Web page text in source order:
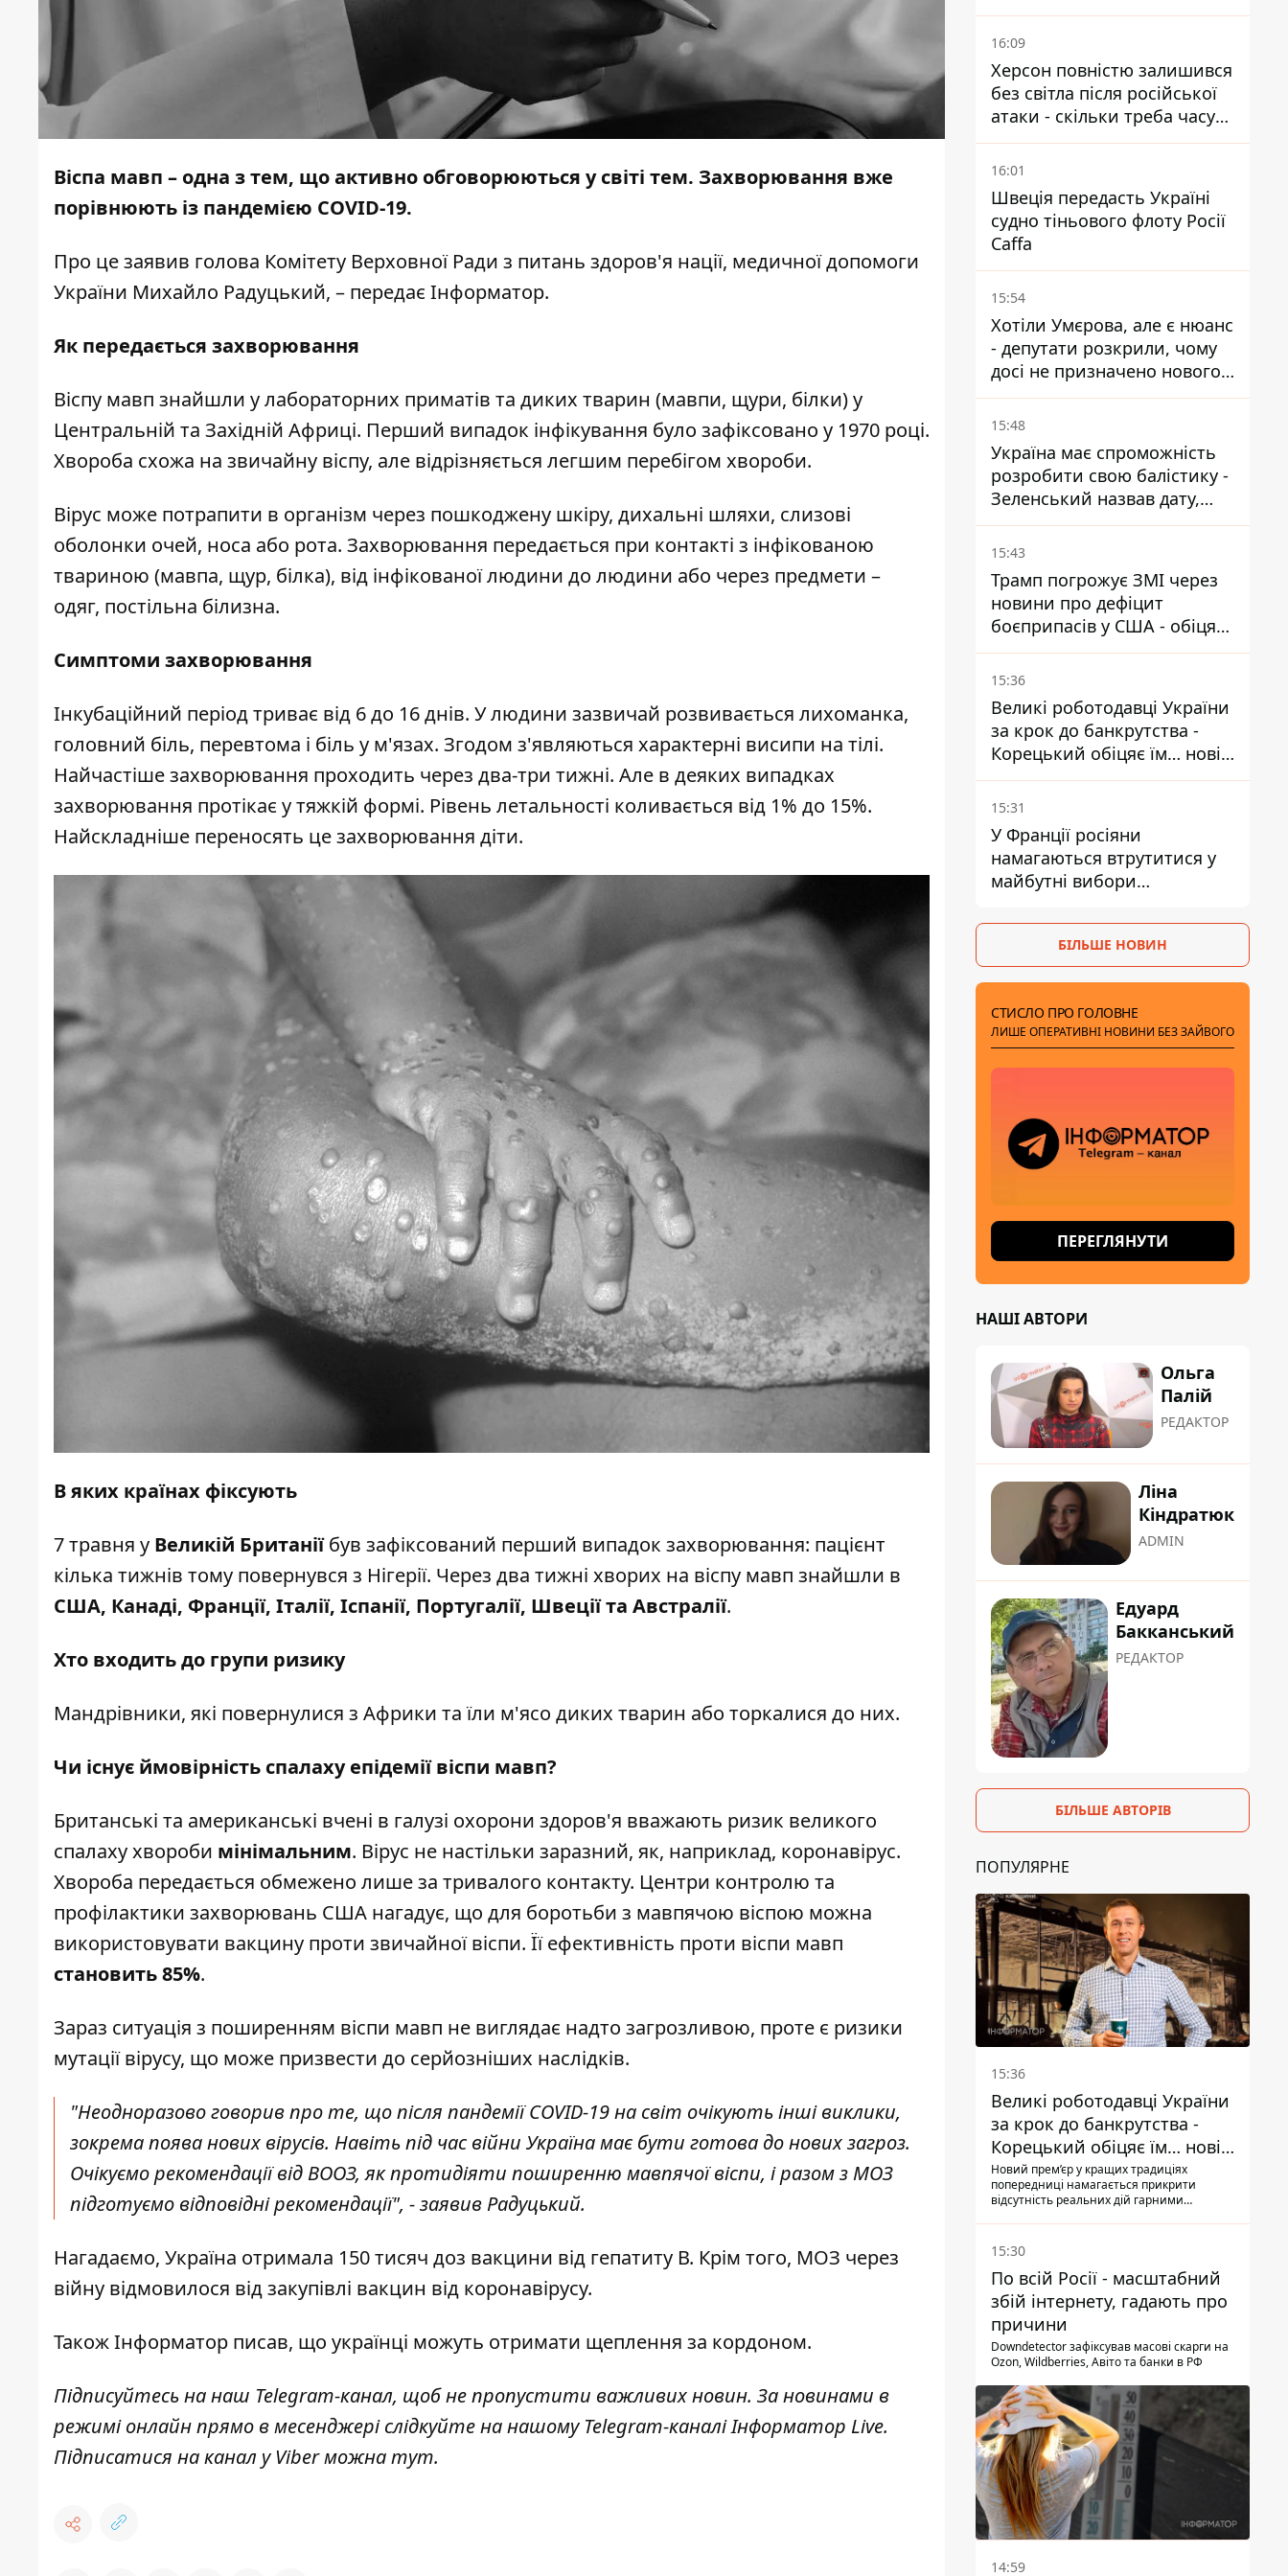
Віспа мавп – одна з тем, що активно обговорюються у світі тем. Захворювання вже
порівнюють із пандемією COVID-19.
Про цезаявив голова Комітету Верховної Ради з питань здоров'я нації, медичної допомоги
України Михайло Радуцький, – передає Інформатор.
Як передається захворювання
Віспу мавп знайшли у лабораторних приматів та диких тварин (мавпи, щури, білки) у
Центральній та Західній Африці. Перший випадок інфікування було зафіксовано у 1970 році.
Хвороба схожа на звичайну віспу, але відрізняється легшим перебігом хвороби.
Вірус може потрапити в організм через пошкоджену шкіру, дихальні шляхи, слизові
оболонки очей, носа або рота. Захворювання передається при контакті з інфікованою
твариною (мавпа, щур, білка), від інфікованої людини до людини або через предмети –
одяг, постільна білизна.
Симптоми захворювання
Інкубаційний період триває від 6 до 16 днів. У людини зазвичай розвивається лихоманка,
головний біль, перевтома і біль у м'язах. Згодом з'являються характерні висипи на тілі.
Найчастіше захворювання проходить через два-три тижні. Але в деяких випадках
захворювання протікає у тяжкій формі. Рівень летальності коливається від 1% до 15%.
Найскладніше переносять це захворювання діти.
В яких країнах фіксують
7 травня у Великій Британіїбув зафіксований перший випадок захворювання: пацієнт
кілька тижнів тому повернувся з Нігерії. Через два тижні хворих на віспу мавп знайшли в
США, Канаді, Франції, Італії, Іспанії, Португалії, Швеції та Австралії.
Хто входить до групи ризику
Мандрівники, які повернулися з Африки та їли м'ясо диких тварин або торкалися до них.
Чи існує ймовірність спалаху епідемії віспи мавп?
Британські та американські вчені в галузі охорони здоров'я вважають ризик великого
спалаху хвороби мінімальним. Вірус не настільки заразний, як, наприклад, коронавірус.
Хвороба передається обмежено лише за тривалого контакту. Центри контролю та
профілактики захворювань США нагадує, що для боротьби з мавпячою віспою можна
використовувати вакцину проти звичайної віспи. Її ефективність проти віспи мавп
становить 85%.
Зараз ситуація з поширенням віспи мавп не виглядає надто загрозливою, проте є ризики
мутації вірусу, що може призвести до серйозніших наслідків.
"Неодноразово говорив про те, що після пандемії COVID-19 на світ очікують інші виклики,
зокрема поява нових вірусів. Навіть під час війни Україна має бути готова до нових загроз.
Очікуємо рекомендації від ВООЗ, як протидіяти поширенню мавпячої віспи, і разом з МОЗ
підготуємо відповідні рекомендації", - заявив Радуцький.
Нагадаємо, Україна отримала 150 тисяч доз вакцини від гепатиту В. Крім того, МОЗ через
війну відмовилося від закупівлі вакцин від коронавірусу.
ТакожІнформатор писав, що українці можуть отримати щеплення за кордоном.
Підписуйтесь на наш Telegram-канал, щоб не пропустити важливих новин. За новинами в
режимі онлайн прямо в месенджері слідкуйте на нашому Telegram-каналіІнформатор Live.
Підписатися на канал у Viber можнатут.
районі Мирного на
Донеччині
16:09
Херсон повністю залишився
без світла після російської
атаки - скільки треба часу
на відновлення
16:01
Швеція передасть Україні
судно тіньового флоту Росії
Caffa
15:54
Хотіли Умєрова, але є нюанс
- депутати розкрили, чому
досі не призначено нового
посла у США
15:48
Україна має спроможність
розробити свою балістику -
Зеленський назвав дату,
коли вона з'явиться
15:43
Трамп погрожує ЗМІ через
новини про дефіцит
боєприпасів у США - обіцяє
знайти і ув’язнити всіх
15:36
Великі роботодавці України
за крок до банкрутства -
Корецький обіцяє їм… нові
склади
15:31
У Франції росіяни
намагаються втрутитися у
майбутні вибори
БІЛЬШЕ НОВИН
СТИСЛО ПРО ГОЛОВНЕ
ЛИШЕ ОПЕРАТИВНІ НОВИНИ БЕЗ ЗАЙВОГО
ПЕРЕГЛЯНУТИ
НАШІ АВТОРИ
Ольга
Палій
РЕДАКТОР
Ліна
Кіндратюк
ADMIN
Едуард
Бакканський
РЕДАКТОР
БІЛЬШЕ АВТОРІВ
ПОПУЛЯРНЕ
15:36
Великі роботодавці України
за крок до банкрутства -
Корецький обіцяє їм… нові
склади
Новий прем’єр у кращих традиціях
попередниці намагається прикрити
відсутність реальних дій гарними
15:30
По всій Росії - масштабний
збій інтернету, гадають про
причини
Downdetector зафіксував масові скарги на
Ozon, Wildberries, Авіто та банки в РФ
14:59